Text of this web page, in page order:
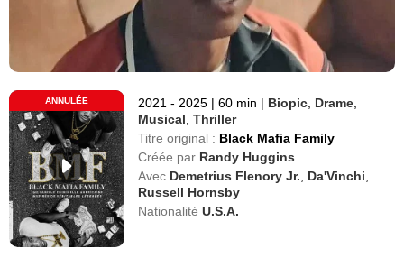
ANNULÉE 2021 - 2025 | 60 min | Biopic Drame
Musical ,Thriller
Titre original : Black Mafia Family
Créée par Randy Huggins
Avec Demetrius Flenory Jr. Da'Vinchi
Russell Hornsby
Nationalité U.S.A.